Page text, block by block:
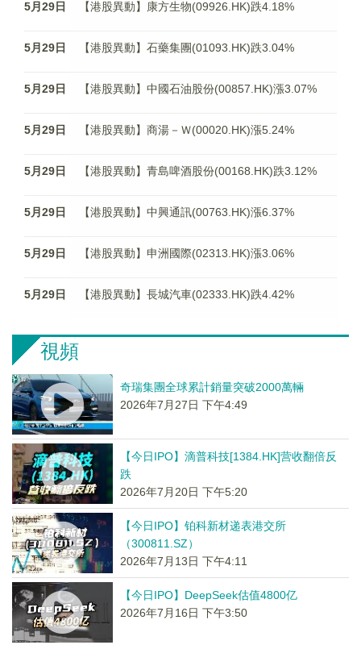
5月29日 【港股異動】康方生物(09926.HK)跌4.18%
5月29日 【港股異動】石藥集團(01093.HK)跌3.04%
5月29日 【港股異動】中國石油股份(00857.HK)漲3.07%
5月29日 【港股異動】商湯－Ｗ(00020.HK)漲5.24%
5月29日 【港股異動】青島啤酒股份(00168.HK)跌3.12%
5月29日 【港股異動】中興通訊(00763.HK)漲6.37%
5月29日 【港股異動】申洲國際(02313.HK)漲3.06%
5月29日 【港股異動】長城汽車(02333.HK)跌4.42%
視頻
奇瑞集團全球累計銷量突破2000萬輛
2026年7月27日 下午4:49
【今日IPO】滴普科技[1384.HK]营收翻倍反
跌
2026年7月20日 下午5:20
【今日IPO】铂科新材递表港交所
（300811.SZ）
2026年7月13日 下午4:11
【今日IPO】DeepSeek估值4800亿
2026年7月16日 下午3:50